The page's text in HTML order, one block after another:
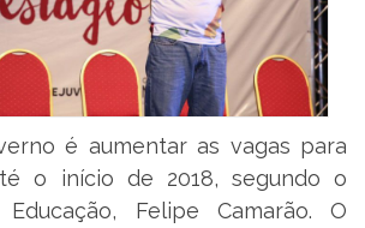
é aumentar as vagas para
o início de 2018, segundo o
Felipe Camarão. O